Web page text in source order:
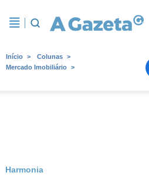
Início
Colunas
Mercado Imobiliário
Harmonia